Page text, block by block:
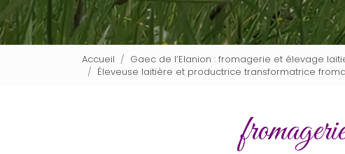
Accueil
Gaec de l’Elanion : fromagerie et élevage
Éleveuse laitière et productrice transformatrice